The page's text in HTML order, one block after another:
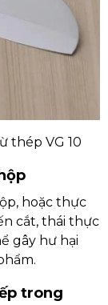
thép VG 10
hoặc thực
cắt, thái thực
gây hư hại
trong